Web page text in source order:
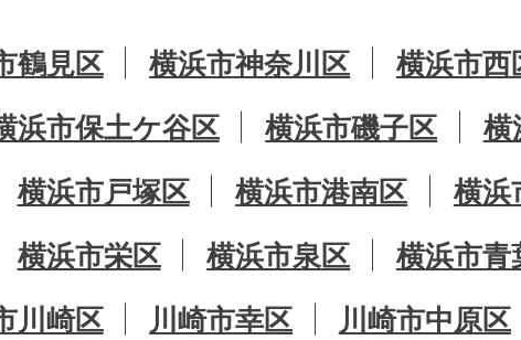
鶴見区 横浜市神奈川区 横浜市西
浜市保土ケ谷区 横浜市磯子区
横
横浜市戸塚区 横浜市港南区 横浜
横浜市栄区 横浜市泉区 横浜市青
川崎区 川崎市幸区 川崎市中原区